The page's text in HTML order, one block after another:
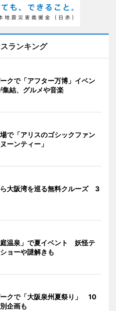
ランキング
クで「アフター万博」イベン
結、グルメや音楽
で「アリスのゴシックファン
ーンティー」
大阪湾を巡る無料クルーズ 3
温泉」で夏イベント 妖怪テ
ョーや謎解きも
クで「大阪泉州夏祭り」 10
企画も